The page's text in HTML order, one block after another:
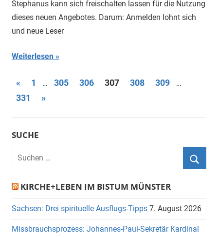
Stephanus kann sich freischalten lassen für die Nutzung
dieses neuen Angebotes. Darum: Anmelden lohnt sich
und neue Leser
Weiterlesen
Seitennummerierung
der
Beiträge
« Vorherige
Beiträge
1 … 305 306 307 308 309 …
331
Nächste
»
SUCHE
Suchen
nach:
KIRCHE+LEBEN IM BISTUM MÜNSTER
Sachsen: Drei spirituelle Ausflugs-Tipps 7. August 2026
Missbrauchsprozess: Johannes-Paul-Sekretär Kardinal